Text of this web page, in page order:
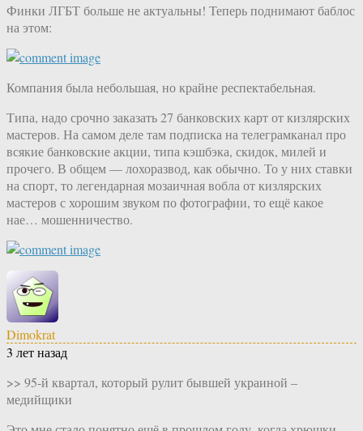
Финки ЛГБТ больше не актуальны! Теперь поднимают баблос
на этом:
Компания была небольшая, но крайне респектабельная.
Типа, надо срочно заказать 27 банковских карт от кизлярских
мастеров. На самом деле там подписка на телеграмканал про
всякие банковские акции, типа кэшбэка, скидок, милей и
прочего. В общем — лохоразвод, как обычно. То у них ставки
на спорт, то легендарная мозаичная вобла от кизлярских
мастеров с хорошим звуком по фотографии, то ещё какое
нае… мошенничество.
Dimokrat
3 лет назад
>> 95-й квартал, который рулит бывшей украиной –
медийщики